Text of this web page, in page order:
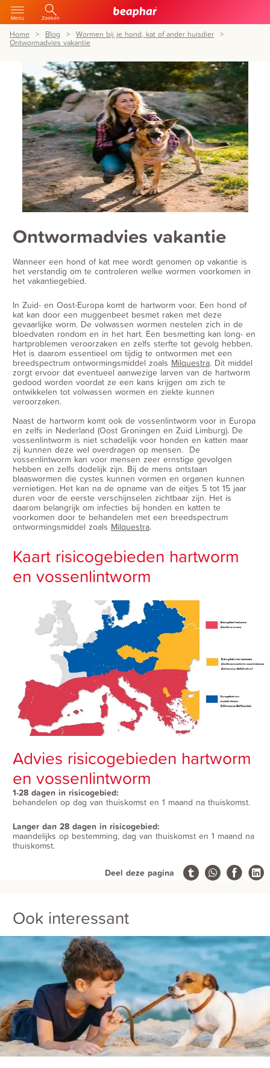
Menu Zoeken
Home Blog
Wormen bij je hond, kat of ander huisdier
Ontwormadvies vakantie
Ontwormadvies vakantie
Wanneer een hond of kat mee wordt genomen op vakantie is
het verstandig om te controleren welke wormen voorkomen in
het vakantiegebied.
In Zuid- en Oost-Europa komt de hartworm voor. Een hond of
kat kan door een muggenbeet besmet raken met deze
gevaarlijke worm. De volwassen wormen nestelen zich in de
bloedvaten rondom en in het hart. Een besmetting kan long- en
hartproblemen veroorzaken en zelfs sterfte tot gevolg hebben.
Het is daarom essentieel om tijdig te ontwormen met een
breedspectrum ontwormingsmiddel zoals Milquestra. Dit middel
zorgt ervoor dat eventueel aanwezige larven van de hartworm
gedood worden voordat ze een kans krijgen om zich te
ontwikkelen tot volwassen wormen en ziekte kunnen
veroorzaken.
Naast de hartworm komt ook de vossenlintworm voor in Europa
en zelfs in Nederland (Oost Groningen en Zuid Limburg). De
vossenlintworm is niet schadelijk voor honden en katten maar
zij kunnen deze wel overdragen op mensen. De
vossenlintworm kan voor mensen zeer ernstige gevolgen
hebben en zelfs dodelijk zijn. Bij de mens ontstaan
blaaswormen die cystes kunnen vormen en organen kunnen
vernietigen. Het kan na de opname van de eitjes 5 tot 15 jaar
duren voor de eerste verschijnselen zichtbaar zijn. Het is
daarom belangrijk om infecties bij honden en katten te
voorkomen door te behandelen met een breedspectrum
ontwormingsmiddel zoals Milquestra.
Kaart risicogebieden hartworm
en vossenlintworm
Advies risicogebieden hartworm
en vossenlintworm
1-28 dagen in risicogebied:
behandelen op dag van thuiskomst en 1 maand na thuiskomst.
Langer dan 28 dagen in risicogebied:
maandelijks op bestemming, dag van thuiskomst en 1 maand na
thuiskomst.
Deel deze pagina
Ook interessant